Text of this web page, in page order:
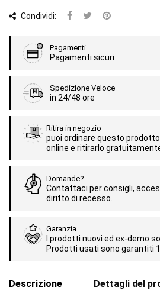
Condividi:
Pagamenti
Pagamenti sicuri
Spedizione Veloce
in 24/48 ore
Ritira in negozio
puoi ordinare questo
online e ritirarlo
Domande?
Contattaci per consigli,
diritto di recesso.
Garanzia
I prodotti nuovi ed ex-demo
Prodotti usati sono garantiti
Descrizione Dettagli del